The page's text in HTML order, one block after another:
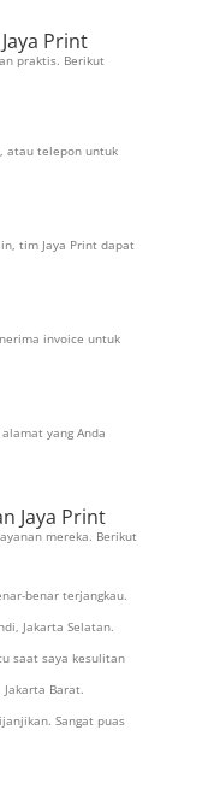
Print
praktis. Berikut
atau telepon untuk
tim Jaya Print dapat
invoice untuk
yang Anda
Jaya Print
mereka. Berikut
benar terjangkau.
Jakarta Selatan.
saat saya kesulitan
Barat.
Sangat puas